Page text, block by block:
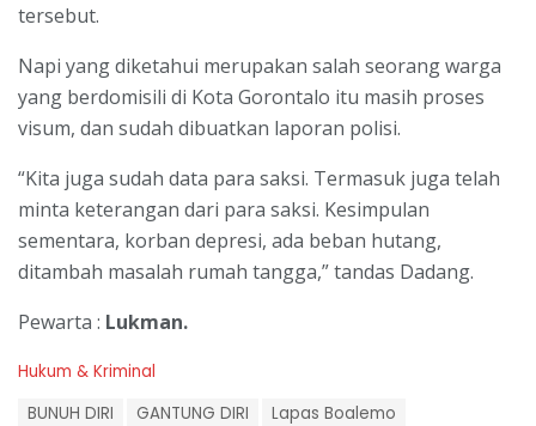
tersebut.
Napi yang diketahui merupakan salah seorang warga
yang berdomisili di Kota Gorontalo itu masih proses
visum, dan sudah dibuatkan laporan polisi.
“Kita juga sudah data para saksi. Termasuk juga telah
minta keterangan dari para saksi. Kesimpulan
sementara, korban depresi, ada beban hutang,
ditambah masalah rumah tangga,” tandas Dadang.
Pewarta : Lukman.
C
Hukum & Kriminal
BUNUH DIRI GANTUNG DIRI Lapas Boalemo